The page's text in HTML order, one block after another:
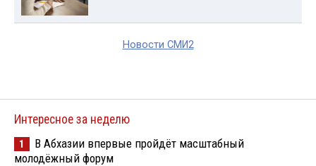
Новости СМИ2
Интересное за неделю
1
В Абхазии впервые пройдёт масштабный
молодёжный форум